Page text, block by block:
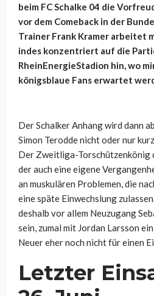
beim FC Schalke 04 die
vor dem Comeback in der
Trainer Frank Kramer arbeitet
indes konzentriert auf die
RheinEnergieStadion hin, wo
königsblaue Fans erwartet
Der Schalker Anhang wird dann
Simon Terodde nicht oder nur
Der Zweitliga-Torschützenkönig
der auch eine eigene
an muskulären Problemen, die
eine späte Einwechslung
deshalb vor allem Neuzugang
sein, zumal mit Jordan Larsson
Neuer eher noch nicht für einen
Letzter